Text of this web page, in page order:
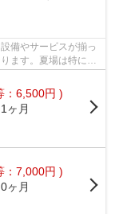
備やサービスが揃っ
ます。夏場は特に涼
：6,500円 )
1ヶ月
：7,000円 )
0ヶ月